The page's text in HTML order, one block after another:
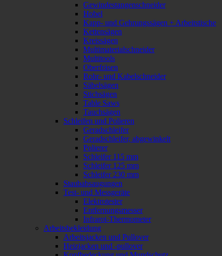
Gewindestangenschneider
Hobel
Kapp- und Gehrungssägen + Arbeitstische
Kettensägen
Kreissägen
Multimaterialschneider
Multitools
Oberfräsen
Rohr- und Kabelschneider
Säbelsägen
Stichsägen
Table Saws
Tauchsägen
Schleifen und Polieren
Geradschleifer
Geradschleifer, abgewinkelt
Polierer
Schleifer 115 mm
Schleifer 125 mm
Schleifer 230 mm
Staubabsaugungen
Test- und Messgeräte
Elektrotester
Entfernungsmesser
Infrarot-Thermometer
Arbeitsbekleidung
Arbeitsjacken und Pullover
Heizjacken und -pullover